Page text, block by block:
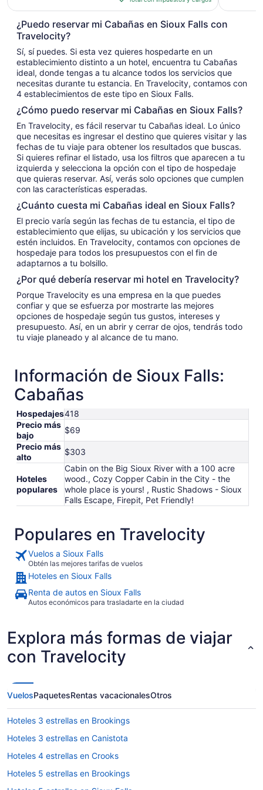
de
$160
por
noche
del
30
al
31
ago
¿Puedo reservar mi Cabañas en Sioux Falls con
Travelocity?
Sí, sí puedes. Si esta vez quieres hospedarte en un
establecimiento distinto a un hotel, encuentra tu Cabañas
ideal, donde tengas a tu alcance todos los servicios que
necesitas durante tu estancia. En Travelocity, contamos con
4 establecimientos de este tipo en Sioux Falls.
¿Cómo puedo reservar mi Cabañas en Sioux Falls?
En Travelocity, es fácil reservar tu Cabañas ideal. Lo único
que necesitas es ingresar el destino que quieres visitar y las
fechas de tu viaje para obtener los resultados que buscas.
Si quieres refinar el listado, usa los filtros que aparecen a tu
izquierda y selecciona la opción con el tipo de hospedaje
que quieras reservar. Así, verás solo opciones que cumplen
con las características esperadas.
¿Cuánto cuesta mi Cabañas ideal en Sioux Falls?
El precio varía según las fechas de tu estancia, el tipo de
establecimiento que elijas, su ubicación y los servicios que
estén incluidos. En Travelocity, contamos con opciones de
hospedaje para todos los presupuestos con el fin de
adaptarnos a tu bolsillo.
¿Por qué debería reservar mi hotel en Travelocity?
Porque Travelocity es una empresa en la que puedes
confiar y que se esfuerza por mostrarte las mejores
opciones de hospedaje según tus gustos, intereses y
presupuesto. Así, en un abrir y cerrar de ojos, tendrás todo
tu viaje planeado y al alcance de tu mano.
Información de Sioux Falls:
Cabañas
Hospedajes418
Precio más
bajo
$69
Precio más
alto
$303
Hoteles
populares
Cabin on the Big Sioux River with a 100 acre
wood., Cozy Copper Cabin in the City - the
whole place is yours! , Rustic Shadows - Sioux
Falls Escape, Firepit, Pet Friendly!
Populares en Travelocity
Vuelos a Sioux Falls
Obtén las mejores tarifas de vuelos
Hoteles en Sioux Falls
Renta de autos en Sioux Falls
Autos económicos para trasladarte en la ciudad
Explora más formas de viajar
con Travelocity
VuelosPaquetesRentas vacacionalesOtros
Hoteles 3 estrellas en Brookings
Hoteles 3 estrellas en Canistota
Hoteles 4 estrellas en Crooks
Hoteles 5 estrellas en Brookings